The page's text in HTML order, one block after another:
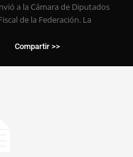
a la Cámara de Diputados
de la Federación. La
Compartir >>